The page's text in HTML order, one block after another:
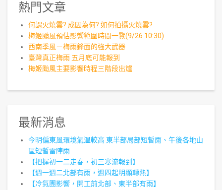
熱門文章
何謂火燒雲? 成因為何? 如何拍攝火燒雲?
梅姬颱風預估影響範圍時間一覽(9/26 10:30)
西南季風－梅雨鋒面的強大武器
臺灣真正梅雨 五月底可能報到
梅姬颱風主要影響時程三階段出爐
最新消息
今明偏東風環境氣溫較高 東半部局部短暫雨、午後各地山
區短暫雷陣雨
【把握初一二走春，初三寒流報到】
【週一週二北部有雨，週四起明顯轉熱】
【冷氣團影響，開工前北部、東半部有雨】